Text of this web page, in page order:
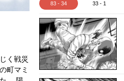
く戦災
町マミ
83 - 34 33 - 1